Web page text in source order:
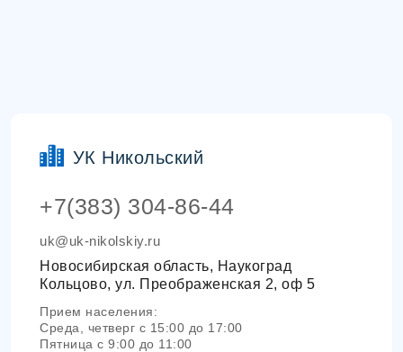
УК Никольский
+7(383) 304-86-44
uk@uk-nikolskiy.ru
Новосибирская область, Наукоград
Кольцово, ул. Преображенская 2, оф 5
Прием населения:
Среда, четверг с 15:00 до 17:00
Пятница с 9:00 до 11:00